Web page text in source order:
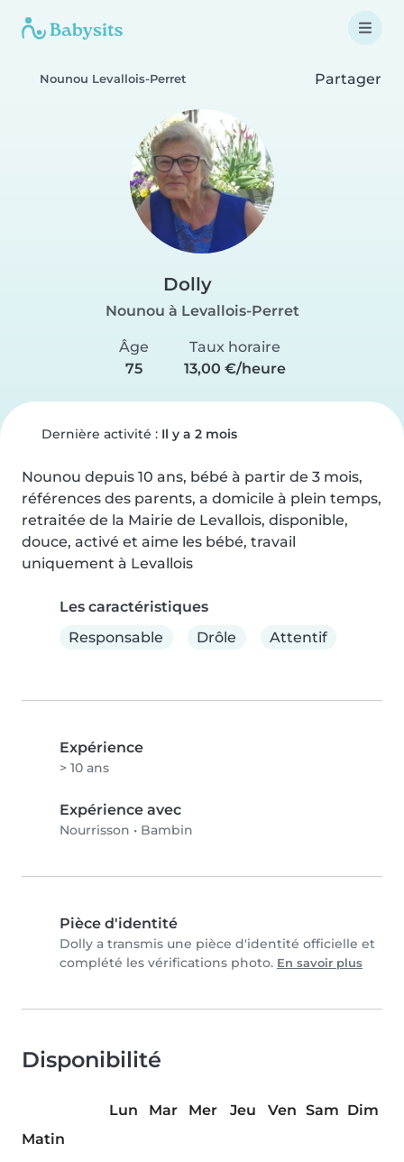
Nounou Levallois-Perret Partager
Dolly
Nounou à Levallois-Perret
Âge
75
Taux horaire
13,00 €/heure
Dernière activité : Il y a 2 mois
Nounou depuis 10 ans, bébé à partir de 3 mois,
références des parents, a domicile à plein temps,
retraitée de la Mairie de Levallois, disponible,
douce, activé et aime les bébé, travail
uniquement à Levallois
Les caractéristiques
Responsable
Drôle Attentif
Expérience
> 10 ans
Expérience avec
Nourrisson • Bambin
Pièce d'identité
Dolly a transmis une pièce d'identité officielle et
complété les vérifications photo. En savoir plus
Disponibilité
Lun Mar Mer Jeu Ven Sam Dim
Matin